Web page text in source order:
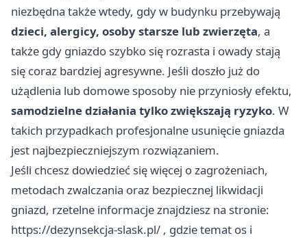
niezbędna także wtedy, gdy w budynku przebywają
dzieci, alergicy, osoby starsze lub zwierzęta, a
także gdy gniazdo szybko się rozrasta i owady stają
się coraz bardziej agresywne. Jeśli doszło już do
użądlenia lub domowe sposoby nie przyniosły efektu,
samodzielne działania tylko zwiększają ryzyko. W
takich przypadkach profesjonalne usunięcie gniazda
jest najbezpieczniejszym rozwiązaniem.
Jeśli chcesz dowiedzieć się więcej o zagrożeniach,
metodach zwalczania oraz bezpiecznej likwidacji
gniazd, rzetelne informacje znajdziesz na stronie:
https://dezynsekcja-slask.pl/ , gdzie temat os i